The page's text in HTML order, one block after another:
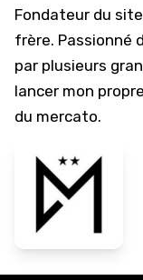
Fondateur du
frère. Passionné
par plusieurs
lancer mon
du mercato.